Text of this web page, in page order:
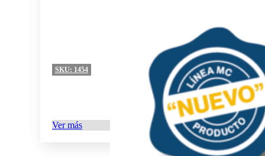
SKU: 1454
Ver más